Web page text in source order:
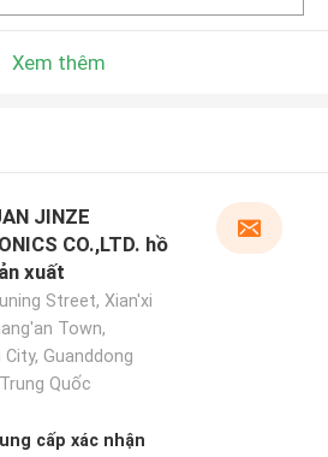
Xem thêm
JINZE
CO.,LTD. hồ
xuất
Street, Xian'xi
Town,
City, Guanddong
Quốc
cấp xác nhận